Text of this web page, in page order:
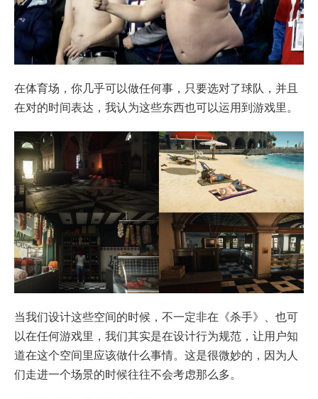
在体育场，你几乎可以做任何事，只要选对了球队，并且
在对的时间表达，我认为这些东西也可以运用到游戏里。
当我们设计这些空间的时候，不一定非在《杀手》、也可
以在任何游戏里，我们其实是在设计行为规范，让用户知
道在这个空间里应该做什么事情。这是很微妙的，因为人
们走进一个场景的时候往往不会考虑那么多。